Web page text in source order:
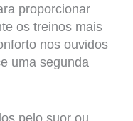
proporcionar
os treinos mais
nos ouvidos
uma segunda